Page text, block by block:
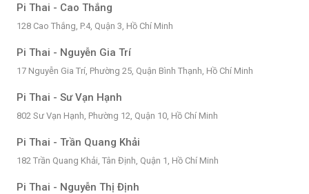
Pi Thai - Cao Thắng
128 Cao Thắng, P.4, Quận 3, Hồ Chí Minh
Pi Thai - Nguyễn Gia Trí
17 Nguyễn Gia Trí, Phường 25, Quận Bình Thạnh, Hồ Chí Minh
Pi Thai - Sư Vạn Hạnh
802 Sư Vạn Hạnh, Phường 12, Quận 10, Hồ Chí Minh
Pi Thai - Trần Quang Khải
182 Trần Quang Khải, Tân Định, Quận 1, Hồ Chí Minh
Pi Thai - Nguyễn Thị Định